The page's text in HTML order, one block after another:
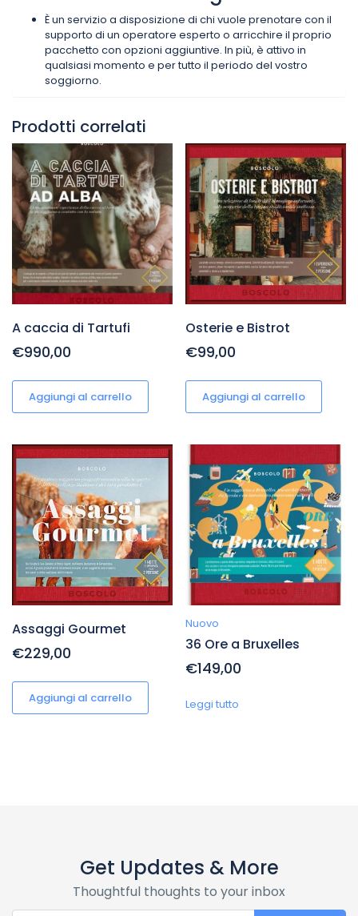
È un servizio a disposizione di chi vuole prenotare con il
supporto di un operatore esperto o arricchire il proprio
pacchetto con opzioni aggiuntive. In più, è attivo in
qualsiasi momento e per tutto il periodo del vostro
soggiorno.
Prodotti correlati
A caccia di Tartufi
€990,00
Aggiungi al carrello
Osterie e Bistrot
€99,00
Aggiungi al carrello
Assaggi Gourmet
€229,00
Aggiungi al carrello
Nuovo
36 Ore a Bruxelles
€149,00
Leggi tutto
Get Updates & More
Thoughtful thoughts to your inbox